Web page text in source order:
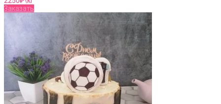
Заказать